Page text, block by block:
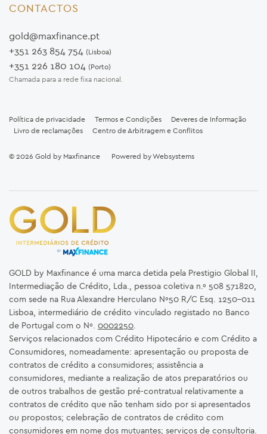
CONTACTOS
gold@maxfinance.pt
+351 263 854 754 (Lisboa)
+351 226 180 104 (Porto)
Chamada para a rede fixa nacional.
Política de privacidade Termos e Condições
Deveres de Informação
Livro de reclamações
Centro de Arbitragem e Conflitos
© 2026 Gold by Maxfinance Powered byWebsystems
GOLD by Maxfinance é uma marca detida pela Prestigio Global II,
Intermediação de Crédito, Lda., pessoa coletiva n.º 508 571820,
com sede na Rua Alexandre Herculano Nº50 R/C Esq. 1250-011
Lisboa, intermediário de crédito vinculado registado no Banco
de Portugal com o Nº. 0002250.
Serviços relacionados com Crédito Hipotecário e com Crédito a
Consumidores, nomeadamente: apresentação ou proposta de
contratos de crédito a consumidores; assistência a
consumidores, mediante a realização de atos preparatórios ou
de outros trabalhos de gestão pré-contratual relativamente a
contratos de crédito que não tenham sido por si apresentados
ou propostos; celebração de contratos de crédito com
consumidores em nome dos mutuantes; serviços de consultoria.